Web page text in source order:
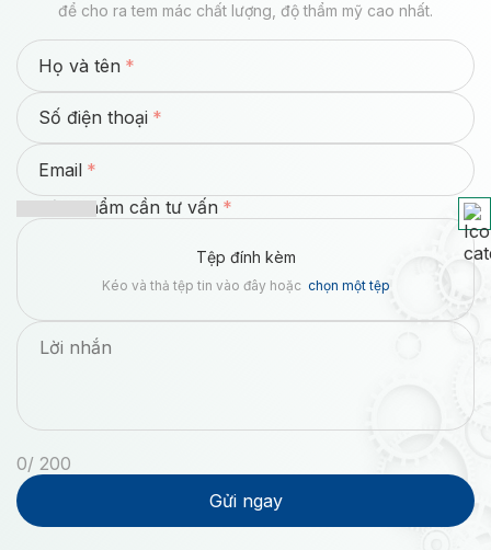
để cho ra tem mác chất lượng, độ thẩm mỹ cao nhất.
Họ và tên
Số điện thoại
Email
Sản phẩm cần tư vấn
Tệp đính kèm
Kéo và thả tệp tin vào đây hoặc chọn một tệp
0/ 200
Gửi ngay